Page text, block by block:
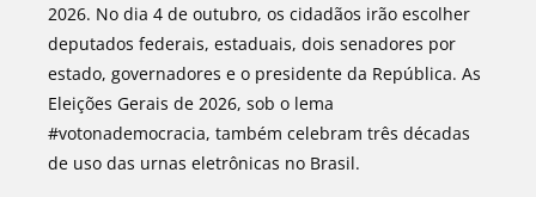
2026. No dia 4 de outubro, os cidadãos irão escolher
deputados federais, estaduais, dois senadores por
estado, governadores e o presidente da República. As
Eleições Gerais de 2026, sob o lema
#votonademocracia, também celebram três décadas
de uso das urnas eletrônicas no Brasil.